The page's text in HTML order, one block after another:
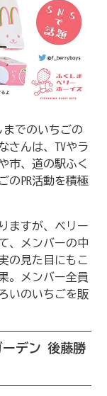
までのいちごの
さんは、TVやラ
市、道の駅ふく
のPR活動を積極
ますが、ベリー
、メンバーの中
の見た目にもこ
。メンバー全員
いのいちごを販
デン 後藤勝